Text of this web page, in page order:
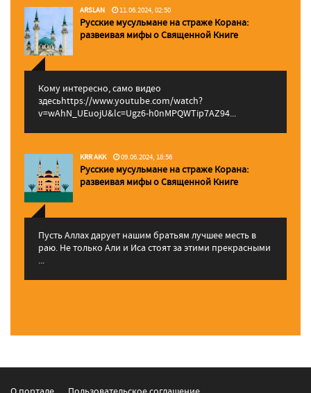
ARSLAN 11.06.2024, 02:50
Русские мусульмане на страже Корана:
pазвеивая мифы о Священной Книге
Кому интересно, само видео
здесьhttps://www.youtube.com/watch?
v=wAhN_UEuojU&lc=Ugz6-h0nMPQWTip7AZ94...
KRR AKK 09.06.2024, 18:56
Русские мусульмане на страже Корана:
pазвеивая мифы о Священной Книге
Пусть Аллах дарует нашим братьям лучшее месть в
раю. Не только Али и Иса стоят за этими прекрасными
...